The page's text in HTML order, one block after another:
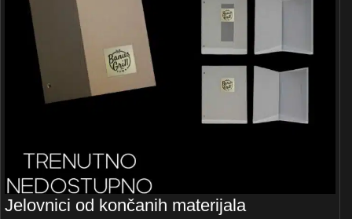
Jelovnici od končanih materijala